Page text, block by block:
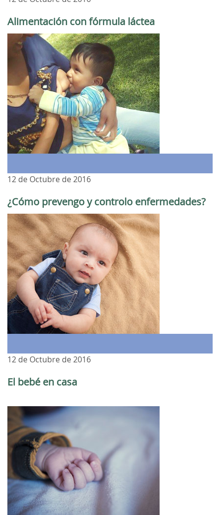
Alimentación con fórmula láctea
12 de Octubre de 2016
¿Cómo prevengo y controlo enfermedades?
12 de Octubre de 2016
El bebé en casa